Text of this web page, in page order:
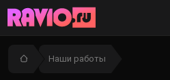
Наши работы